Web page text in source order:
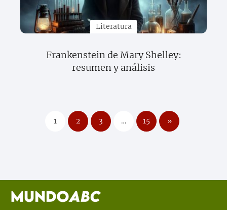
Literatura
Frankenstein de Mary Shelley:
resumen y análisis
1 2 3 … 15 »